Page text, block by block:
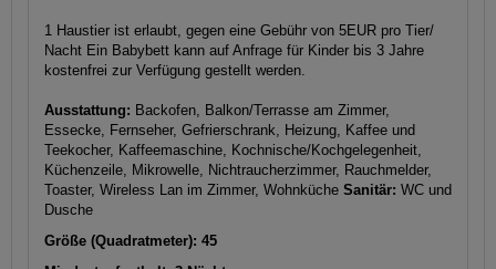
1 Haustier ist erlaubt, gegen eine Gebühr von 5EUR pro Tier/
Nacht Ein Babybett kann auf Anfrage für Kinder bis 3 Jahre
kostenfrei zur Verfügung gestellt werden.
Ausstattung: Backofen, Balkon/Terrasse am Zimmer,
Essecke, Fernseher, Gefrierschrank, Heizung, Kaffee und
Teekocher, Kaffeemaschine, Kochnische/Kochgelegenheit,
Küchenzeile, Mikrowelle, Nichtraucherzimmer, Rauchmelder,
Toaster, Wireless Lan im Zimmer, Wohnküche Sanitär: WC und
Dusche
Größe (Quadratmeter): 45